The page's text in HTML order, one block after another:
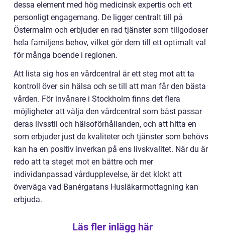
dessa element med hög medicinsk expertis och ett
personligt engagemang. De ligger centralt till på
Östermalm och erbjuder en rad tjänster som tillgodoser
hela familjens behov, vilket gör dem till ett optimalt val
för många boende i regionen.
Att lista sig hos en vårdcentral är ett steg mot att ta
kontroll över sin hälsa och se till att man får den bästa
vården. För invånare i Stockholm finns det flera
möjligheter att välja den vårdcentral som bäst passar
deras livsstil och hälsoförhållanden, och att hitta en
som erbjuder just de kvaliteter och tjänster som behövs
kan ha en positiv inverkan på ens livskvalitet. När du är
redo att ta steget mot en bättre och mer
individanpassad vårdupplevelse, är det klokt att
överväga vad Banérgatans Husläkarmottagning kan
erbjuda.
Läs fler inlägg här